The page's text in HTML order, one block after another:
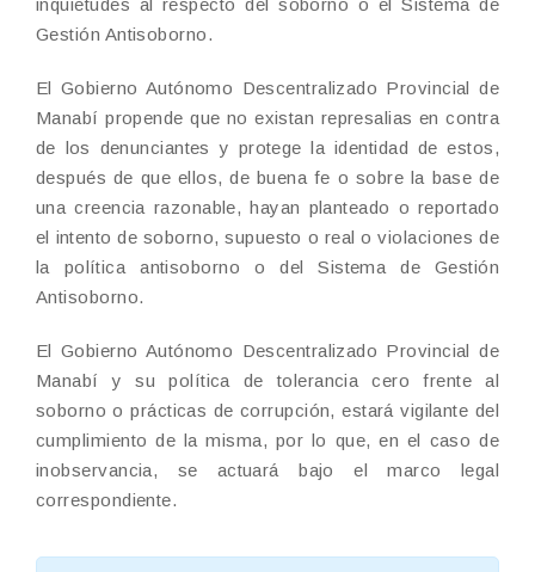
inquietudes al respecto del soborno o el Sistema de
Gestión Antisoborno.
El Gobierno Autónomo Descentralizado Provincial de
Manabí propende que no existan represalias en contra
de los denunciantes y protege la identidad de estos,
después de que ellos, de buena fe o sobre la base de
una creencia razonable, hayan planteado o reportado
el intento de soborno, supuesto o real o violaciones de
la política antisoborno o del Sistema de Gestión
Antisoborno.
El Gobierno Autónomo Descentralizado Provincial de
Manabí y su política de tolerancia cero frente al
soborno o prácticas de corrupción, estará vigilante del
cumplimiento de la misma, por lo que, en el caso de
inobservancia, se actuará bajo el marco legal
correspondiente.